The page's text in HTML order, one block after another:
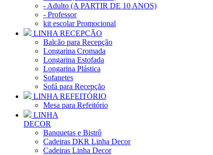
- Adulto (A PARTIR DE 10 ANOS)
- Professor
kit escolar Promocional
LINHA RECEPÇÃO
Balcão para Recepção
Longarina Cromada
Longarina Estofada
Longarina Plástica
Sofanetes
Sofá para Recepção
LINHA REFEITÓRIO
Mesa para Refeitório
LINHA
DECOR
Banquetas e Bistrô
Cadeiras DKR Linha Decor
Cadeiras Linha Decor